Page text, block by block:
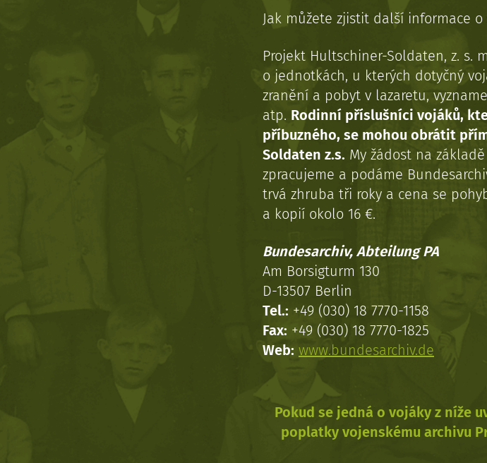
Jak můžete zjistit další informace o
Projekt Hultschiner-Soldaten, z. s.
o jednotkách, u kterých dotyčný
zranění a pobyt v lazaretu,
atp. Rodinní příslušníci vojáků,
příbuzného, se mohou obrátit
Soldaten z.s. My žádost na
zpracujeme a podáme
trvá zhruba tři roky a cena se
a kopií okolo 16 €.
Bundesarchiv, Abteilung PA
Am Borsigturm 130
D-13507 Berlin
Tel.: +49 (030) 18 7770-1158
Fax: +49 (030) 18 7770-1825
Web: www.bundesarchiv.de
Pokud se jedná o vojáky z níže
poplatky vojenskému archivu